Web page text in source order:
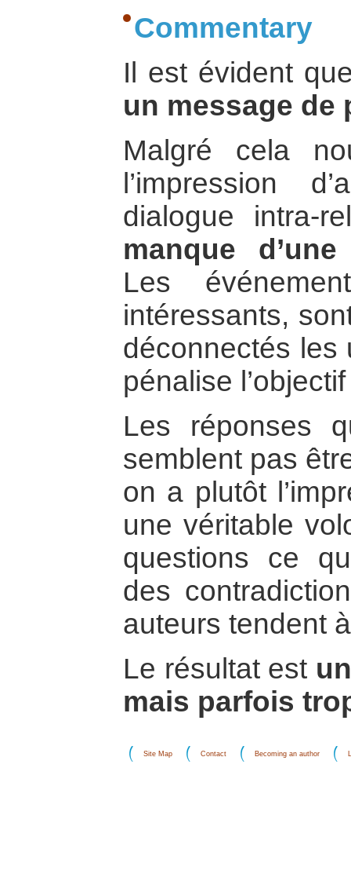
Commentary
Il est évident
un message de
Malgré cela
l’impression
dialogue intra-
manque
Les
intéressants,
déconnectés les
pénalise
Les réponses
semblent pas
on a plutôt
une véritable
questions ce
des
auteurs tendent
Le résultat est
mais parfois
Site Map Contact Becoming an author